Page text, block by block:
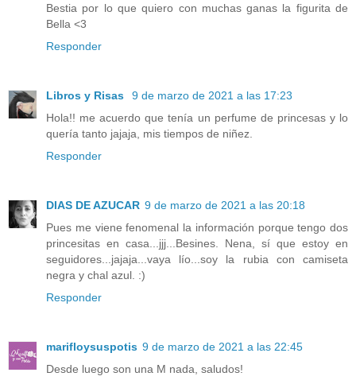
Bestia por lo que quiero con muchas ganas la figurita de
Bella <3
Responder
Libros y Risas
9 de marzo de 2021 a las 17:23
Hola!! me acuerdo que tenía un perfume de princesas y lo
quería tanto jajaja, mis tiempos de niñez.
Responder
DIAS DE AZUCAR 9 de marzo de 2021 a las 20:18
Pues me viene fenomenal la información porque tengo dos
princesitas en casa...jjj...Besines. Nena, sí que estoy en
seguidores...jajaja...vaya lío...soy la rubia con camiseta
negra y chal azul. :)
Responder
marifloysuspotis 9 de marzo de 2021 a las 22:45
Desde luego son una M nada, saludos!